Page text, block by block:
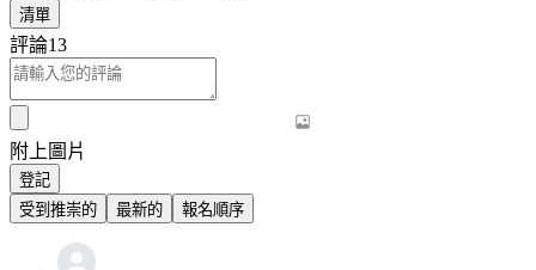
清單
評論13
附上圖片
登記
受到推崇的
最新的 報名順序